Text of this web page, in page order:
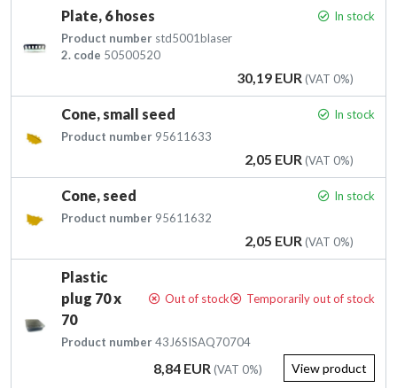
Plate, 6 hoses
In stock
Product number std5001blaser
2. code 50500520
Price
30,19 EUR(VAT 0%)
Cone, small seed
In stock
Product number 95611633
Price
2,05 EUR(VAT 0%)
Cone, seed
In stock
Product number 95611632
Price
2,05 EUR(VAT 0%)
Plastic
plug 70 x
70
Out of stock Temporarily out of stock
Product number43J6SISAQ70704
Price
8,84 EUR (VAT 0%) View product